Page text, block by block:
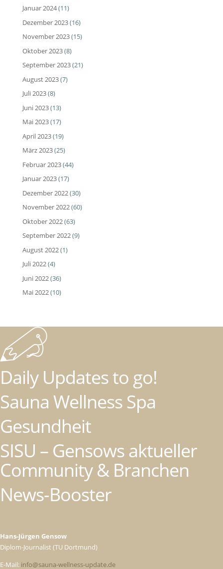
Januar 2024(11)
Dezember 2023(16)
November 2023(15)
Oktober 2023(8)
September 2023(21)
August 2023(7)
Juli 2023(8)
Juni 2023(13)
Mai 2023(17)
April 2023(19)
März 2023(25)
Februar 2023(44)
Januar 2023(17)
Dezember 2022(30)
November 2022(60)
Oktober 2022(63)
September 2022(9)
August 2022(1)
Juli 2022(4)
Juni 2022(36)
Mai 2022(10)
Daily Updates to go!
Sauna Wellness Spa
Gesundheit
SISU – Gensows aktueller
Community & Branchen
News-Booster
Hans-Jürgen Gensow
Diplom-Journalist (TU Dortmund)
E-Mail: info@sauna-wellness-update.de